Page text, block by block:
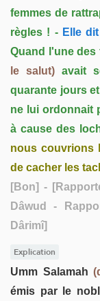
femmes de
règles ! -Elle
Quand l'une des
le salut)avait
quarante jours
ne lui ordonnait
à cause des
nous couvrions
de cacher les
[Bon] -
Dâwud -
Dârimî]
Explication
Umm Salamah
émis par le